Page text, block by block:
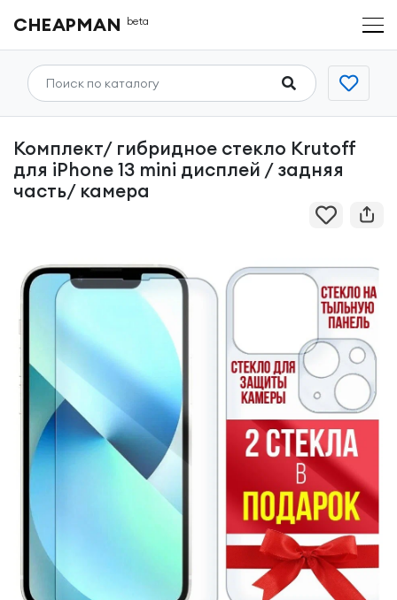
CHEAPMAN beta
Комплект/ гибридное стекло Krutoff
для iPhone 13 mini дисплей / задняя
часть/ камера